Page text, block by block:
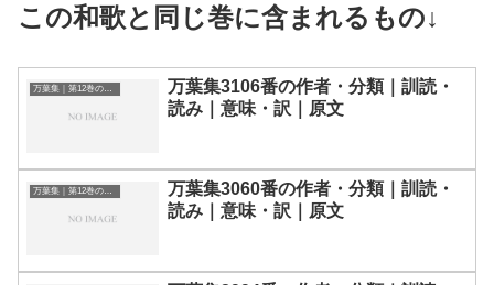
この和歌と同じ巻に含まれるもの↓
万葉集｜第12巻の和歌一覧
万葉集3106番の作者・分類｜訓読・
読み｜意味・訳｜原文
万葉集｜第12巻の和歌一覧
万葉集3060番の作者・分類｜訓読・
読み｜意味・訳｜原文